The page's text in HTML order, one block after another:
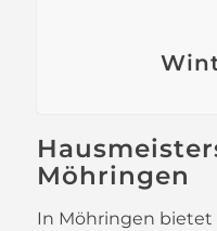
Möhringen
In Möhringen bietet